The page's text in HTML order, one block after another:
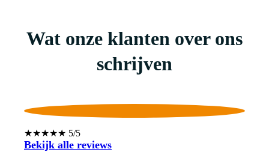
Wat onze klanten over ons
schrijven
★★★★★ 5/5
Bekijk alle reviews